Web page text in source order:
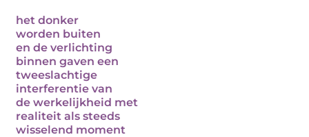
het donker
worden buiten
en de verlichting
binnen gaven een
tweeslachtige
interferentie van
de werkelijkheid met
realiteit als steeds
wisselend moment